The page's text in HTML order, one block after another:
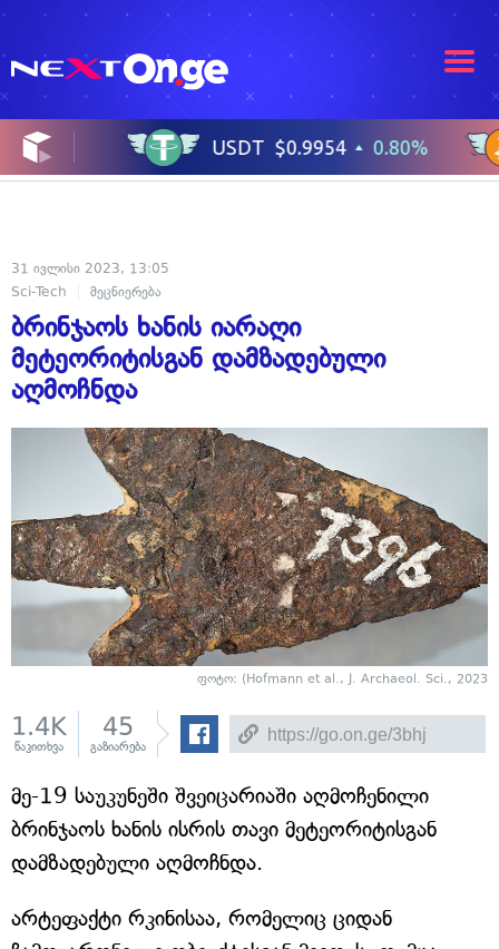
31 ივლისი 2023, 13:05
Sci-Tech
მეცნიერება
ბრინჯაოს ხანის იარაღი
მეტეორიტისგან დამზადებული
აღმოჩნდა
ფოტო: (Hofmann et al., J. Archaeol. Sci., 2023
1.4K
წაკითხვა
45
გაზიარება
მე-19 საუკუნეში შვეიცარიაში აღმოჩენილი
ბრინჯაოს ხანის ისრის თავი მეტეორიტისგან
დამზადებული აღმოჩნდა.
არტეფაქტი რკინისაა, რომელიც ციდან